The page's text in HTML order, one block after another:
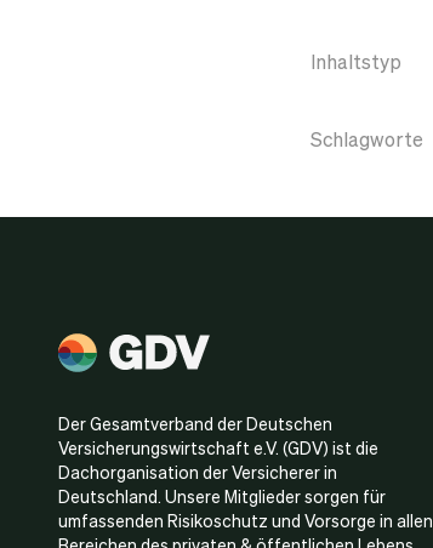
Inhaltstyp
Schlagworte
Der Gesamtverband der Deutschen
Versicherungswirtschaft e.V. (GDV) ist die
Dachorganisation der Versicherer in
Deutschland. Unsere Mitglieder sorgen für
umfassenden Risikoschutz und Vorsorge in allen